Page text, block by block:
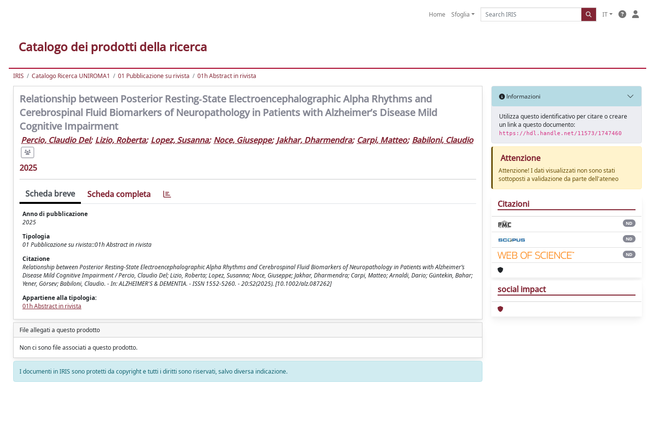
Home Sfoglia IT
Catalogo dei prodotti della ricerca
IRIS Catalogo Ricerca UNIROMA1 01 Pubblicazione su rivista 01h Abstract in rivista
Relationship between Posterior Resting‐State Electroencephalographic Alpha Rhythms and
Cerebrospinal Fluid Biomarkers of Neuropathology in Patients with Alzheimer’s Disease Mild
Cognitive Impairment
Percio, Claudio Del; Lizio, Roberta; Lopez, Susanna; Noce, Giuseppe; Jakhar, Dharmendra; Carpi, Matteo; Babiloni, Claudio
2025
Scheda breve Scheda completa
Anno di pubblicazione
2025
Tipologia
01 Pubblicazione su rivista::01h Abstract in rivista
Citazione
Relationship between Posterior Resting‐State Electroencephalographic Alpha Rhythms and Cerebrospinal Fluid Biomarkers of Neuropathology in Patients with Alzheimer’s
Disease Mild Cognitive Impairment / Percio, Claudio Del; Lizio, Roberta; Lopez, Susanna; Noce, Giuseppe; Jakhar, Dharmendra; Carpi, Matteo; Arnaldi, Dario; Güntekin, Bahar;
Yener, Görsev; Babiloni, Claudio. - In: ALZHEIMER'S & DEMENTIA. - ISSN 1552-5260. - 20:S2(2025). [10.1002/alz.087262]
Appartiene alla tipologia:
01h Abstract in rivista
File allegati a questo prodotto
Non ci sono file associati a questo prodotto.
I documenti in IRIS sono protetti da copyright e tutti i diritti sono riservati, salvo diversa indicazione.
Informazioni
Utilizza questo identificativo per citare o creare
un link a questo documento:
https://hdl.handle.net/11573/1747460
Attenzione
Attenzione! I dati visualizzati non sono stati
sottoposti a validazione da parte dell'ateneo
Citazioni
ND
ND
ND
social impact